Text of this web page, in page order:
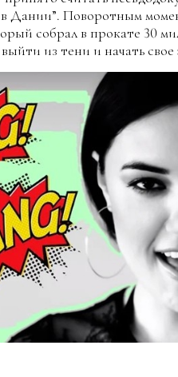
в Дании”. Поворотным
собрал в прокате 30
из тени и начать